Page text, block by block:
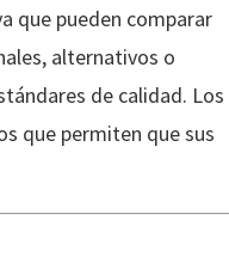
que pueden comparar
alternativos o
de calidad. Los
que permiten que sus